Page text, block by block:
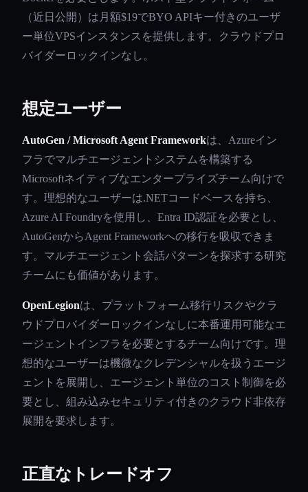
（近日公開）は月額$19でBYO APIキー付きのユーザ
ー単位VPSインスタンスを提供します。クラウドプロ
バイダーロックインなし。
想定ユーザー
AutoGen / Microsoft Agent Frameworkは、Azureイン
フラでマルチエージェントシステムを構築する
Microsoftネイティブなエンタープライズチーム向けで
す。理想的なユーザーは.NETコードベースを持ち、
Azure AI Foundryを使用し、Entra ID認証を必要とし、
AutoGenからAgent Frameworkへの移行を吸収できま
す。マルチエージェント会話パターンを探求する研究
チームにも価値があります。
OpenLegionは、プラットフォーム移行リスクやクラ
ウドプロバイダーロックインなしに本番運用可能なエ
ージェントインフラを必要とするチーム向けです。理
想的なユーザーは機微なクレデンシャルを扱うエージ
ェントを展開し、エージェント単位のコスト制御を必
要とし、組み込みセキュリティ付きのクラウド非依存
展開を要求します。
正直なトレードオフ